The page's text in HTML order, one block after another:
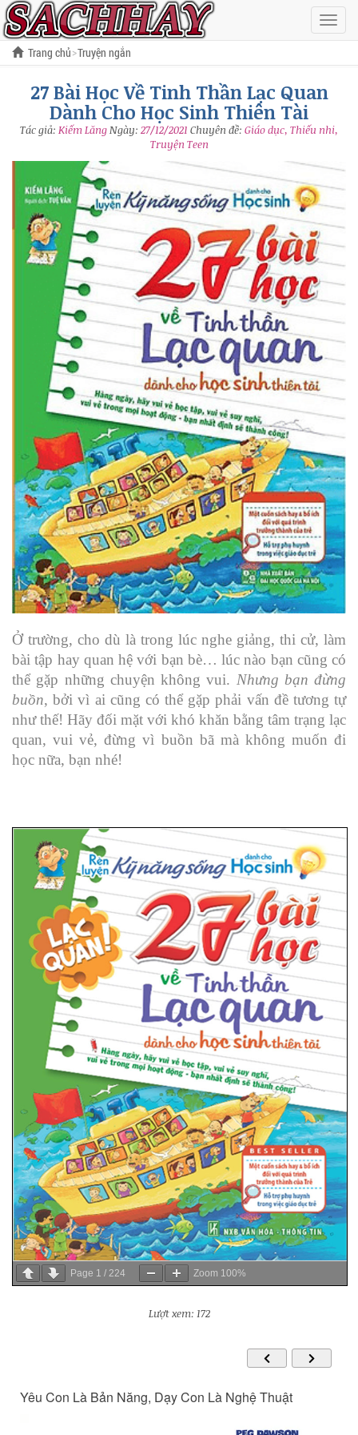
Hiện
menu
Trang chủ Truyện ngắn
27 Bài Học Về Tinh Thần Lạc Quan
Dành Cho Học Sinh Thiên Tài
Tác giả: Kiếm LăngNgày: 27/12/2021 Chuyên đề: Giáo dục, Thiếu nhi,
Truyện Teen
Ở trường, cho dù là trong lúc nghe giảng, thi cử, làm
bài tập hay quan hệ với bạn bè… lúc nào bạn cũng có
thể gặp những chuyện không vui. Nhưng bạn đừng
buồn, bởi vì ai cũng có thể gặp phải vấn đề tương tự
như thế! Hãy đối mặt với khó khăn bằng tâm trạng lạc
quan, vui vẻ, đừng vì buồn bã mà không muốn đi
học nữa, bạn nhé!
Page 1 / 224 Zoom 100%
Lượt xem: 172
Yêu Con Là Bản Năng, Dạy Con Là Nghệ Thuật